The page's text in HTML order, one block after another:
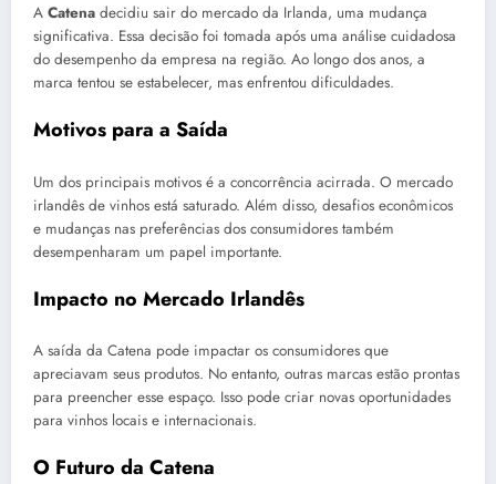
A Catena decidiu sair do mercado da Irlanda, uma mudança
significativa. Essa decisão foi tomada após uma análise cuidadosa
do desempenho da empresa na região. Ao longo dos anos, a
marca tentou se estabelecer, mas enfrentou dificuldades.
Motivos para a Saída
Um dos principais motivos é a concorrência acirrada. O mercado
irlandês de vinhos está saturado. Além disso, desafios econômicos
e mudanças nas preferências dos consumidores também
desempenharam um papel importante.
Impacto no Mercado Irlandês
A saída da Catena pode impactar os consumidores que
apreciavam seus produtos. No entanto, outras marcas estão prontas
para preencher esse espaço. Isso pode criar novas oportunidades
para vinhos locais e internacionais.
O Futuro da Catena